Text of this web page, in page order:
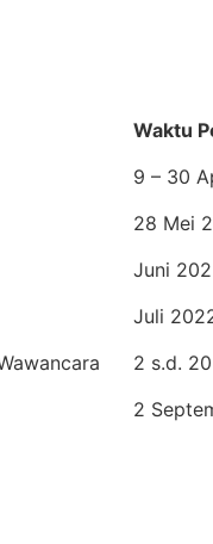
Waktu
9 – 30
28 Mei
Juni
Juli
2 s.d.
2